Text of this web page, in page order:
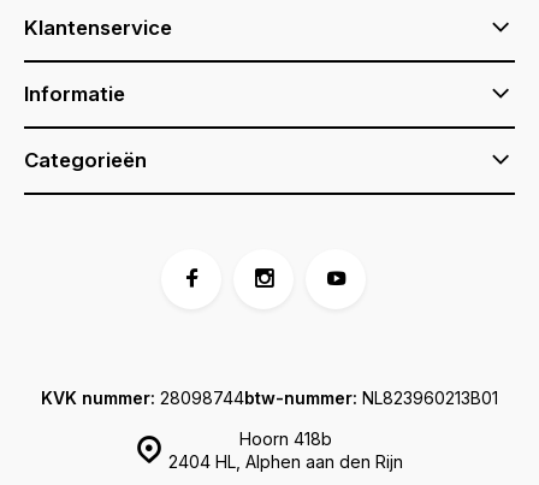
Klantenservice
Informatie
Categorieën
Hoorn 418b
2404 HL, Alphen aan den Rijn
KVK nummer: 28098744btw-nummer: NL823960213B01